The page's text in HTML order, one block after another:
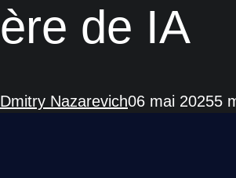
ère de IA
Dmitry Nazarevich06 mai 20255